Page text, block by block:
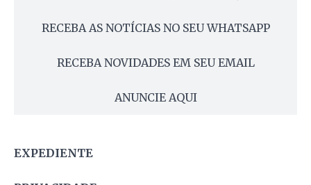
RECEBA AS NOTÍCIAS NO SEU WHATSAPP
RECEBA NOVIDADES EM SEU EMAIL
ANUNCIE AQUI
EXPEDIENTE